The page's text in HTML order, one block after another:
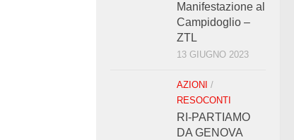
Manifestazione al
Campidoglio –
ZTL
13 GIUGNO 2023
AZIONI /
RESOCONTI
RI-PARTIAMO
DA GENOVA